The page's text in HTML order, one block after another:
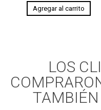
LOS